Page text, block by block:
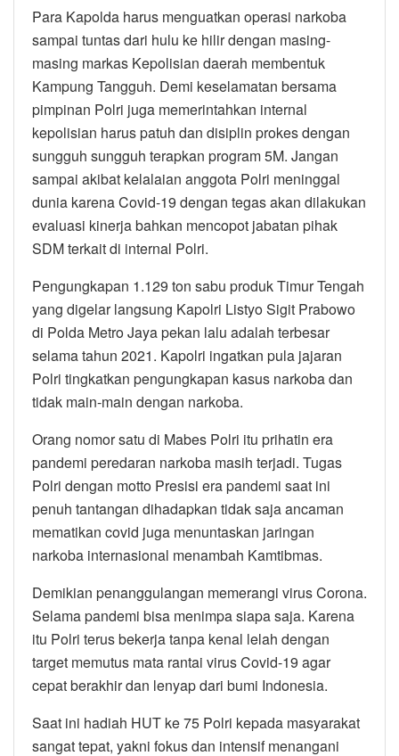
Para Kapolda harus menguatkan operasi narkoba
sampai tuntas dari hulu ke hilir dengan masing-
masing markas Kepolisian daerah membentuk
Kampung Tangguh. Demi keselamatan bersama
pimpinan Polri juga memerintahkan internal
kepolisian harus patuh dan disiplin prokes dengan
sungguh sungguh terapkan program 5M. Jangan
sampai akibat kelalaian anggota Polri meninggal
dunia karena Covid-19 dengan tegas akan dilakukan
evaluasi kinerja bahkan mencopot jabatan pihak
SDM terkait di internal Polri.
Pengungkapan 1.129 ton sabu produk Timur Tengah
yang digelar langsung Kapolri Listyo Sigit Prabowo
di Polda Metro Jaya pekan lalu adalah terbesar
selama tahun 2021. Kapolri ingatkan pula jajaran
Polri tingkatkan pengungkapan kasus narkoba dan
tidak main-main dengan narkoba.
Orang nomor satu di Mabes Polri itu prihatin era
pandemi peredaran narkoba masih terjadi. Tugas
Polri dengan motto Presisi era pandemi saat ini
penuh tantangan dihadapkan tidak saja ancaman
mematikan covid juga menuntaskan jaringan
narkoba internasional menambah Kamtibmas.
Demikian penanggulangan memerangi virus Corona.
Selama pandemi bisa menimpa siapa saja. Karena
itu Polri terus bekerja tanpa kenal lelah dengan
target memutus mata rantai virus Covid-19 agar
cepat berakhir dan lenyap dari bumi Indonesia.
Saat ini hadiah HUT ke 75 Polri kepada masyarakat
sangat tepat, yakni fokus dan intensif menangani